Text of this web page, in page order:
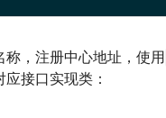
称，注册中心地址，使用
接口实现类：